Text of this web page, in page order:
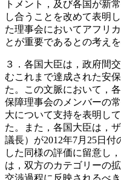
トメント，及び各国が新
し合うことを改めて表明
た理事会においてアフリ
とが重要であるとの考えを
３．各国大臣は，政府間
むこれまで達成された安
た。この文脈において，
保障理事会のメンバーの
大について支持を表明し
た。また，各国大臣は，
議長）が2012年7月25日
した同様の評価に留意し
は，双方のカテゴリーの
交渉過程に反映されるべ